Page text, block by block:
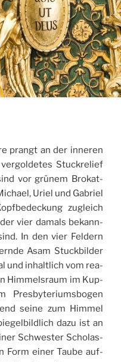
prangt an der inne­ren
Stuck­re­li­ef
vor grü­nem Bro­kat­
Uri­el und Gabri­el
zugleich
vier damals bekann­
In den vier Fel­dern
Asam Stuck­bil­der
und inhalt­lich vom rea­
Him­mels­raum im Kup­
Pres­by­te­ri­ums­bo­gen
sei­ne zum Him­mel
dazu ist an
Schwes­ter Scho­las­
Form einer Tau­be auf­